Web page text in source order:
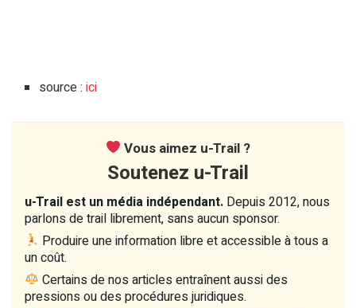
source :ici
Vous aimez u-Trail ?
Soutenez u-Trail
u-Trail est un média indépendant. Depuis 2012, nous
parlons de trail librement, sans aucun sponsor.
Produire une information libre et accessible à tous a
un coût.
Certains de nos articles entraînent aussi des
pressions ou des procédures juridiques.